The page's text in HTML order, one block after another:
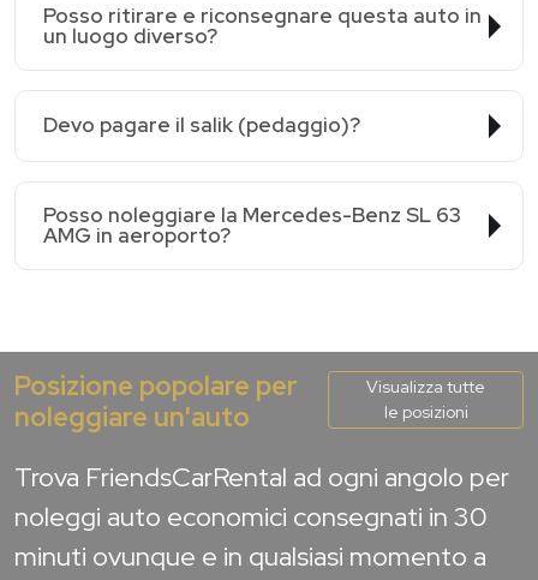
Posso ritirare e riconsegnare questa auto in
un luogo diverso?
Devo pagare il salik (pedaggio)?
Posso noleggiare la Mercedes-Benz SL 63
AMG in aeroporto?
Posizione popolare per
noleggiare un'auto
Visualizza tutte
le posizioni
Trova FriendsCarRental ad ogni angolo per
noleggi auto economici consegnati in 30
minuti ovunque e in qualsiasi momento a